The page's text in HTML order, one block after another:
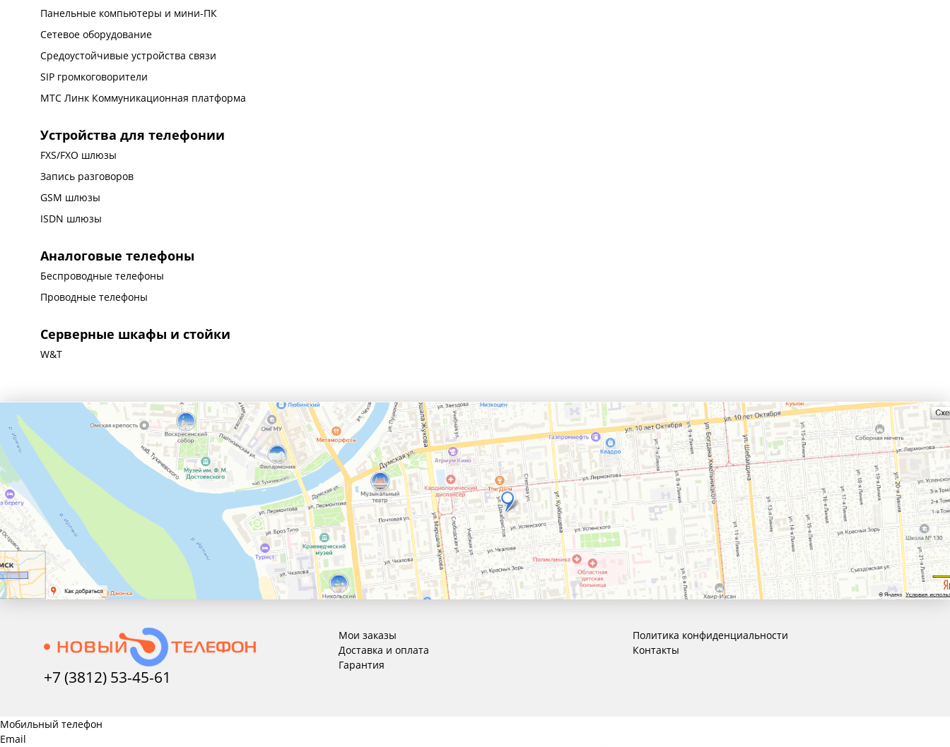
Панельные компьютеры и мини-ПК
Сетевое оборудование
Средоустойчивые устройства связи
SIP громкоговорители
МТС Линк Коммуникационная платформа
Устройства для телефонии
FXS/FXO шлюзы
Запись разговоров
GSM шлюзы
ISDN шлюзы
Аналоговые телефоны
Беспроводные телефоны
Проводные телефоны
Серверные шкафы и стойки
W&T
+7 (3812) 53-45-61
Мои заказы
Доставка и оплата
Гарантия
Политика конфиденциальности
Контакты
Мобильный телефон
Email